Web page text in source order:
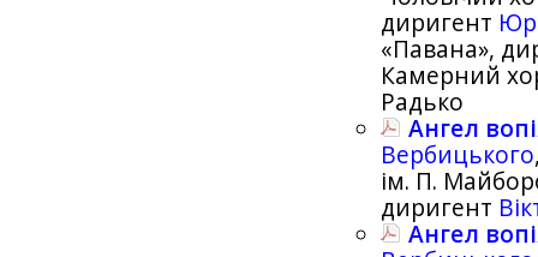
диригент
«Павана»,
Камерний
Радько
Ангел
Вербицького
ім. П.
диригент
Ангел